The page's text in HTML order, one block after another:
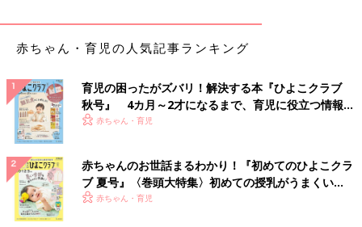
出典：Instagramアカウント「_____baby_a.g ⁡」
itsuki(95’)さんはベルメゾンのクーポンを使ってロンパースを購
赤ちゃん・育児の人気記事ランキング
育児の困ったがズバリ！解決する本『ひよこクラブ
秋号』 4カ月～2才になるまで、育児に役立つ情報が
いっぱい！
赤ちゃん・育児
赤ちゃんのお世話まるわかり！『初めてのひよこクラ
ブ 夏号』〈巻頭大特集〉初めての授乳がうまくい
く！ おっぱい・ミルクの基本と夏のトラブル 解決テ
赤ちゃん・育児